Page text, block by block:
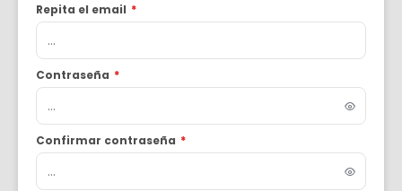
Repita el email *
Contraseña *
Confirmar contraseña *